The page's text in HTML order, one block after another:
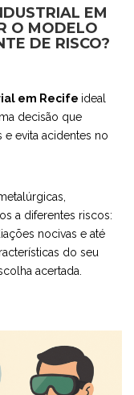
EM
O MODELO
DE RISCO?
em Recife ideal
decisão que
evita acidentes no
a diferentes riscos:
nocivas e até
do seu
acertada.